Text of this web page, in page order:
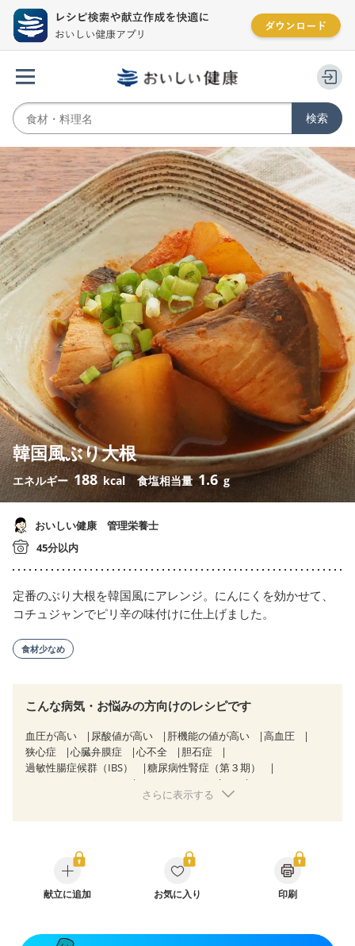
韓国風ぶり大根
エネルギー 188 kcal 食塩相当量1.6 g
おいしい健康 管理栄養士
45分以内
定番のぶり大根を韓国風にアレンジ。にんにくを効かせて、
コチュジャンでピリ辛の味付けに仕上げました。
食材少なめ
こんな病気・お悩みの方向けのレシピです
血圧が高い 尿酸値が高い 肝機能の値が高い
高血圧
狭心症
心臓弁膜症 心不全
胆石症
過敏性腸症候群（IBS）
糖尿病性腎症（第３期）
CKD（ステージ３a）
CKD（ステージ３b）
乳がん（抗がん剤治療中）
乳がん（ホルモン療法中）
骨粗しょう症
フレイル（年齢に合わせた体作り）
貧血対策
ニキビ・肌荒れ
更年期
さらに表示する
献立に追加 お気に入り 印刷